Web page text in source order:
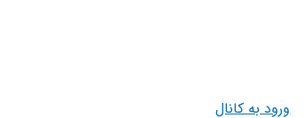
ورود به کانال